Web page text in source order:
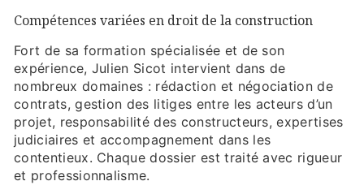
Compétences variées en droit de la construction
Fort de sa formation spécialisée et de son
expérience, Julien Sicot intervient dans de
nombreux domaines : rédaction et négociation de
contrats, gestion des litiges entre les acteurs d’un
projet, responsabilité des constructeurs, expertises
judiciaires et accompagnement dans les
contentieux. Chaque dossier est traité avec rigueur
et professionnalisme.